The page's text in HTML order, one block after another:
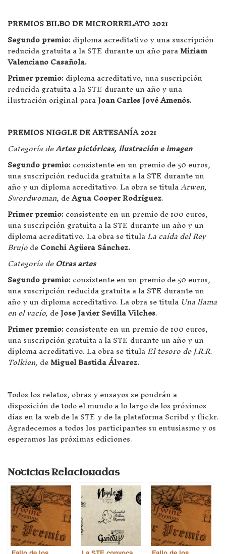
PREMIOS BILBO DE MICRORRELATO 2021
Segundo premio:diploma acreditativo y una suscripción
reducida gratuita a la STE durante un año paraMiriam
Valenciano Casañola.
Primer premio:diploma acreditativo, una suscripción
reducida gratuita a la STE durante un año y una
ilustración original paraJoan Carles Jové Amenós.
PREMIOS NIGGLE DE ARTESANÍA 2021
Categoría deArtes pictóricas, ilustración e imagen
Segundo premio:consistente en un premio de 50 euros,
una suscripción reducida gratuita a la STE durante un
año y un diploma acreditativo. La obra se titulaArwen,
Swordwoman,deAgua Cooper Rodríguez.
Primer premio:consistente en un premio de 100 euros,
una suscripción gratuita a la STE durante un año y un
diploma acreditativo. La obra se titulaLa caída del Rey
BrujodeConchi Agüera Sánchez.
Categoría deOtras artes
Segundo premio:consistente en un premio de 50 euros,
una suscripción reducida gratuita a la STE durante un
año y un diploma acreditativo. La obra se titulaUna llama
en el vacío,deJose Javier Sevilla Vilches.
Primer premio:consistente en un premio de 100 euros,
una suscripción gratuita a la STE durante un año y un
diploma acreditativo. La obra se titulaEl tesoro de J.R.R.
Tolkien,deMiguel Bastida Álvarez.
Todos los relatos, obras y ensayos se pondrán a
disposición de todo el mundo a lo largo de los próximos
días en la web de la STE y de la plataforma Scribd y flickr.
Agradecemos a todos los participantes su entusiasmo y os
esperamos las próximas ediciones.
Noticias Relacionadas